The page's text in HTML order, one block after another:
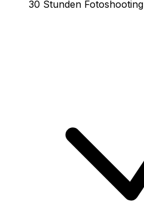
30 Stunden Fotoshooting